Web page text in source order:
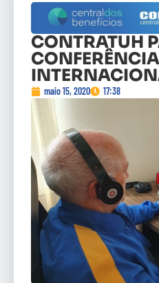
CONTRATUH
CONFERÊNCIA
maio 15, 2020 17:38